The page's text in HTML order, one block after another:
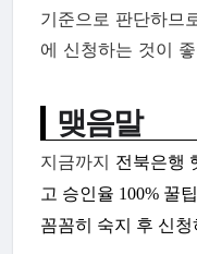
기준으로 판단하므
에 신청하는 것이
맺음말
지금까지 전북은행
고 승인율 100% 꿀
꼼꼼히 숙지 후 신